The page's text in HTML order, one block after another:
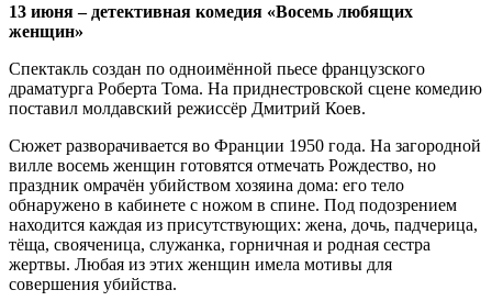
13 июня – детективная комедия «Восемь любящих
женщин»
Спектакль создан по одноимённой пьесе французского
драматурга Роберта Тома. На приднестровской сцене комедию
поставил молдавский режиссёр Дмитрий Коев.
Сюжет разворачивается во Франции 1950 года. На загородной
вилле восемь женщин готовятся отмечать Рождество, но
праздник омрачён убийством хозяина дома: его тело
обнаружено в кабинете с ножом в спине. Под подозрением
находится каждая из присутствующих: жена, дочь, падчерица,
тёща, свояченица, служанка, горничная и родная сестра
жертвы. Любая из этих женщин имела мотивы для
совершения убийства.